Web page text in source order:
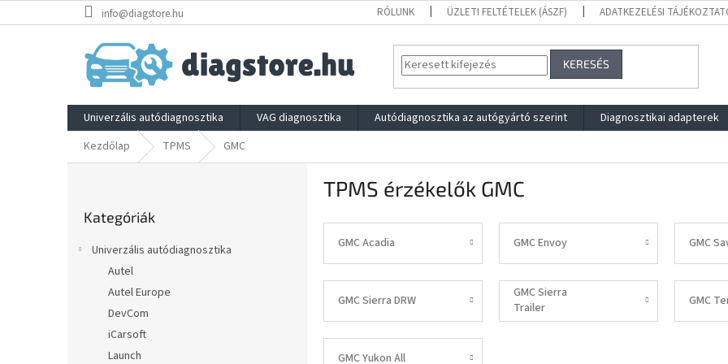
a
info@diagstore.hu RÓLUNK ÜZLETI FELTÉTELEK (ÁSZF) ADATKEZELÉSI
KERESÉS
Univerzális autódiagnosztika VAG diagnosztika Autódiagnosztika az autógyártó szerint Diagnosztikai adapterek
Kezdőlap
TPMS GMC
átugrása
Kategóriák
Univerzális autódiagnosztika
Autel
Autel Europe
DevCom
iCarsoft
Launch
TPMS érzékelők GMC
GMC Acadia GMC Envoy GMC
GMC Sierra DRW
GMC Sierra
Trailer
GMC
GMC Yukon All